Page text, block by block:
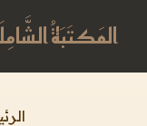
المَكتَبَةُ